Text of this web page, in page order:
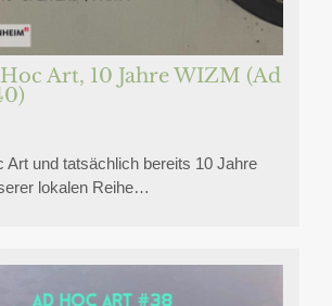
Hoc Art, 10 Jahre WIZM (Ad
Art und tatsächlich bereits 10 Jahre
lokalen Reihe…